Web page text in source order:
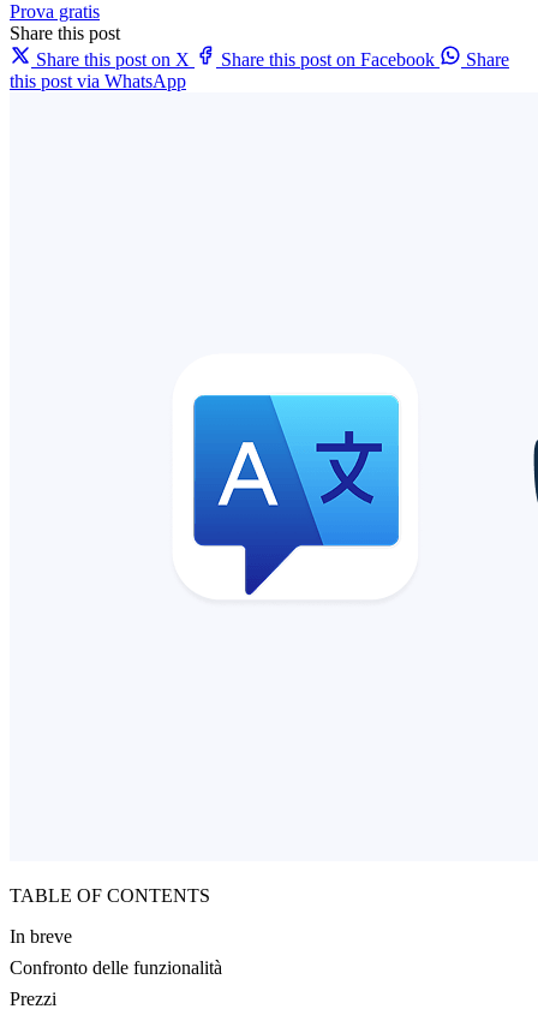
Prova gratis
Share this post
Share this post on X
Share this post on Facebook
Share
this post via WhatsApp
TABLE OF CONTENTS
In breve
Confronto delle funzionalità
Prezzi